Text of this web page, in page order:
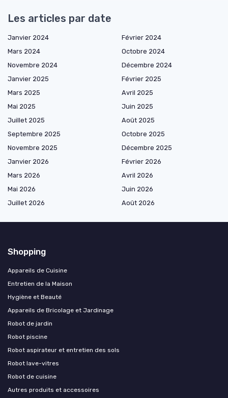
Les articles par date
Janvier 2024
Février 2024
Mars 2024
Octobre 2024
Novembre 2024
Décembre 2024
Janvier 2025
Février 2025
Mars 2025
Avril 2025
Mai 2025
Juin 2025
Juillet 2025
Août 2025
Septembre 2025
Octobre 2025
Novembre 2025
Décembre 2025
Janvier 2026
Février 2026
Mars 2026
Avril 2026
Mai 2026
Juin 2026
Juillet 2026
Août 2026
Shopping
Appareils de Cuisine
Entretien de la Maison
Hygiène et Beauté
Appareils de Bricolage et Jardinage
Robot de jardin
Robot piscine
Robot aspirateur et entretien des sols
Robot lave-vitres
Robot de cuisine
Autres produits et accessoires